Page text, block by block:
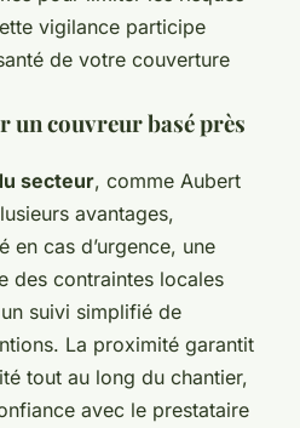
vigilance participe
de votre couverture
couvreur basé près
secteur, comme Aubert
avantages,
en cas d’urgence, une
des contraintes locales
suivi simplifié de
La proximité garantit
tout au long du chantier,
avec le prestataire